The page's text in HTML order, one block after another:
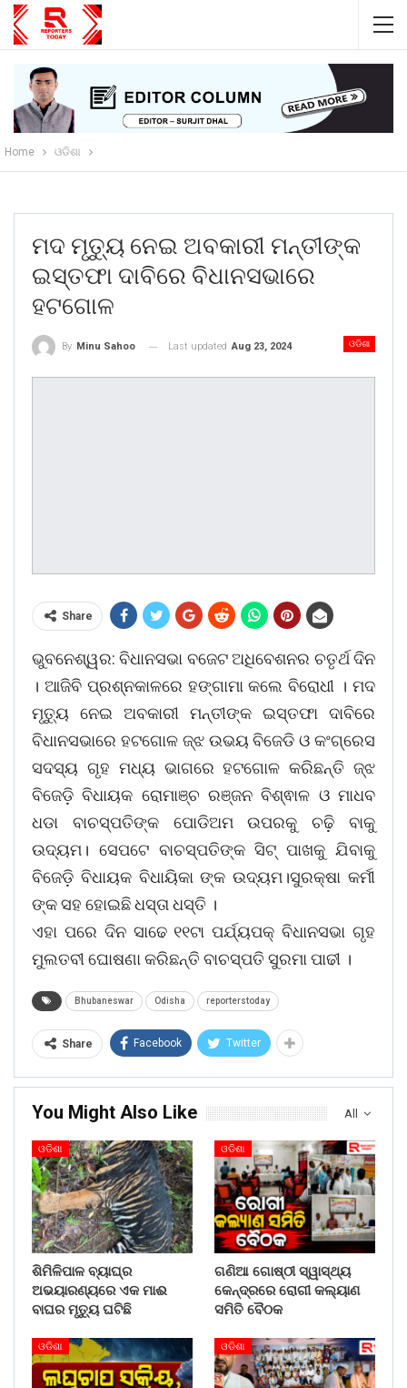
Home ଓଡିଶା
ମଦ ମୃତ୍ୟୁ ନେଇ ଅବକାରୀ ମନ୍ତୀଙ୍କ
ଇସ୍ତଫା ଦାବିରେ ବିଧାନସଭାରେ
ହଟଗୋଳ
ଓଡିଶା
By Minu Sahoo Last updated Aug 23, 2024
Share
ଭୁବନେଶ୍ୱର: ବିଧାନସଭା ବଜେଟ ଅଧିବେଶନର ଚତୃର୍ଥ ଦିନ
। ଆଜିବି ପ୍ରଶ୍ନକାଳରେ ହଙ୍ଗାମା କଲେ ବିରୋଧୀ । ମଦ
ମୃତ୍ୟୁ ନେଇ ଅବକାରୀ ମନ୍ତୀଙ୍କ ଇସ୍ତଫା ଦାବିରେ
ବିଧାନସଭାରେ ହଟଗୋଳ ଜ୍ଝ ଉଭୟ ବିଜେଡି ଓ କଂଗ୍ରେସ
ସଦସ୍ୟ ଗୃହ ମଧ୍ୟ ଭାଗରେ ହଟଗୋଳ କରିଛନ୍ତି ଜ୍ଝ
ବିଜେଡ଼ି ବିଧାୟକ ରୋମାଞ୍ଚ ରଞ୍ଜନ ବିଶ୍ଵାଳ ଓ ମାଧବ
ଧଡା ବାଚସ୍ପତିଙ୍କ ପୋଡିଅମ ଉପରକୁ ଚଢ଼ି ବାକୁ
ଉଦ୍ୟମ। ସେପଟେ ବାଚସ୍ପତିଙ୍କ ସିଟ୍ ପାଖକୁ ଯିବାକୁ
ବିଜେଡ଼ି ବିଧାୟକ ବିଧାୟିକା ଙ୍କ ଉଦ୍ୟମ।ସୁରକ୍ଷା କର୍ମୀ
ଙ୍କ ସହ ହୋଇଛି ଧସ୍ତା ଧସ୍ତି ।
ଏହା ପରେ ଦିନ ସାଢେ ୧୧ଟା ପର୍ଯ୍ୟପକ୍ ବିଧାନସଭା ଗୃହ
ମୁଲତବୀ ଘୋଷଣା କରିଛନ୍ତି ବାଚସ୍ପତି ସୁରମା ପାଢୀ ।
Bhubaneswar Odisha reporterstoday
Share Facebook Twitter
All
You Might Also Like
ଓଡିଶା
ଶିମିଳିପାଳ ବ୍ୟାଘ୍ର
ଅଭୟାରଣ୍ୟରେ ଏକ ମାଈ
ବାଘର ମୃତ୍ୟୁ ଘଟିଛି
ଓଡିଶା
ଗଣିଆ ଗୋଷ୍ଠୀ ସ୍ୱାସ୍ଥ୍ୟ
କେନ୍ଦ୍ରରେ ରୋଗୀ କଲ୍ୟାଣ
ସମିତି ବୈଠକ
ଓଡିଶା ଓଡିଶା